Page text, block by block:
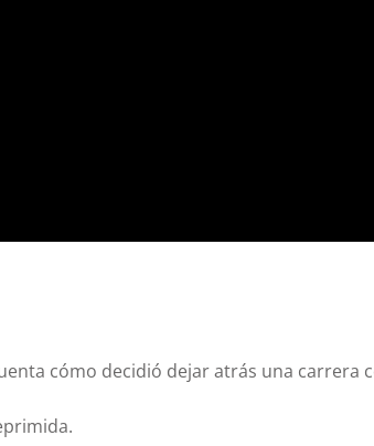
cómo decidió dejar atrás una carrera